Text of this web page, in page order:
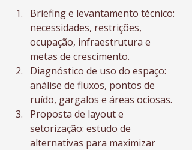
Briefing e levantamento técnico:
necessidades, restrições,
ocupação, infraestrutura e
metas de crescimento.
Diagnóstico de uso do espaço:
análise de fluxos, pontos de
ruído, gargalos e áreas ociosas.
Proposta de layout e
setorização: estudo de
alternativas para maximizar